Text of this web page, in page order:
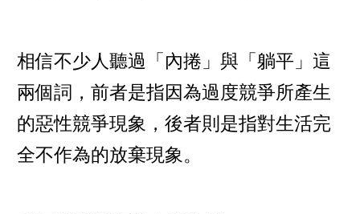
相信不少人聽過「內捲」與「躺平」這
兩個詞，前者是指因為過度競爭所產生
的惡性競爭現象，後者則是指對生活完
全不作為的放棄現象。